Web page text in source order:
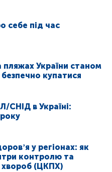
себе під час
пляжах України станом
купатися
СНІД в Україні:
у регіонах: як
контролю та
хвороб (ЦКПХ)